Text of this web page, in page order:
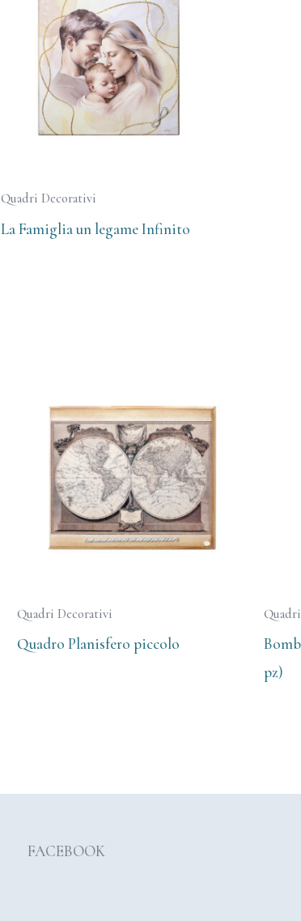
Quadri Decorativi
La Famiglia un legame Infinito
Quadri Decorativi
Quadro Planisfero piccolo
pz)
FACEBOOK